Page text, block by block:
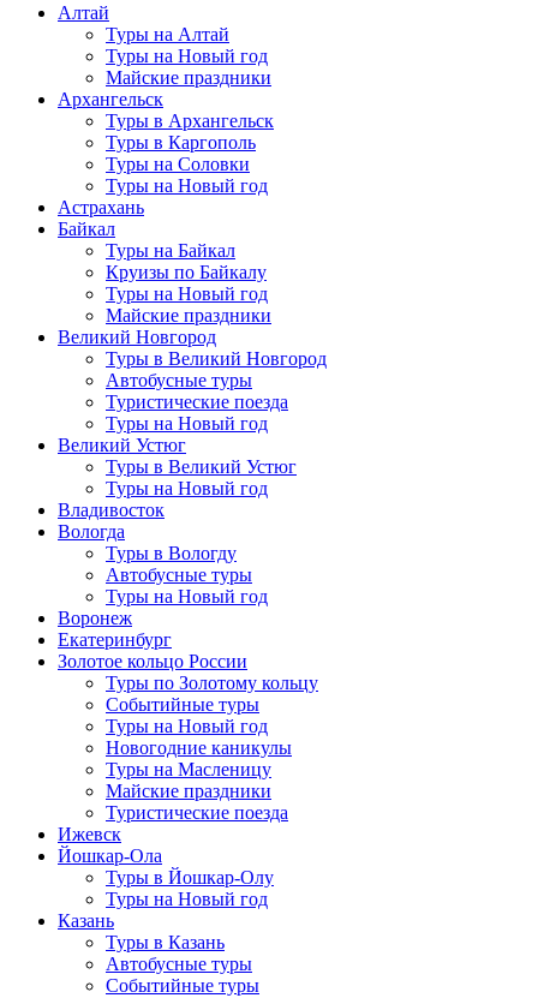
Алтай
Туры на Алтай
Туры на Новый год
Майские праздники
Архангельск
Туры в Архангельск
Туры в Каргополь
Туры на Соловки
Туры на Новый год
Астрахань
Байкал
Туры на Байкал
Круизы по Байкалу
Туры на Новый год
Майские праздники
Великий Новгород
Туры в Великий Новгород
Автобусные туры
Туристические поезда
Туры на Новый год
Великий Устюг
Туры в Великий Устюг
Туры на Новый год
Владивосток
Вологда
Туры в Вологду
Автобусные туры
Туры на Новый год
Воронеж
Екатеринбург
Золотое кольцо России
Туры по Золотому кольцу
Событийные туры
Туры на Новый год
Новогодние каникулы
Туры на Масленицу
Майские праздники
Туристические поезда
Ижевск
Йошкар-Ола
Туры в Йошкар-Олу
Туры на Новый год
Казань
Туры в Казань
Автобусные туры
Событийные туры